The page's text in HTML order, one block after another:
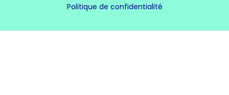
Politique de confidentialité